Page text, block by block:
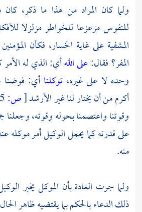
ولما كان المراد من هذا ما ذكر،
للنفوس مزعزعا للخواطر مزلزلا
المشفية على غاية الخسار، فكأن
المفر؟ فقال:على اللهأي: الذي له
وحده لا على غيره، توكلنا أي: فوضنا
أكرم من أن يختار لنا غير الأرشد[ص:
وقوتنا واعتصمنا بحوله وقوته، وجعلنا
على قدرته كما يحمل الوكيل أمر موكله
منه.
ولما جرت العادة بأن الموكل يخبر
ذلك الدعاء بالحكم بما يقتضيه ظاهر